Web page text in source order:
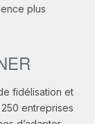
plus
fidélisation et
entreprises